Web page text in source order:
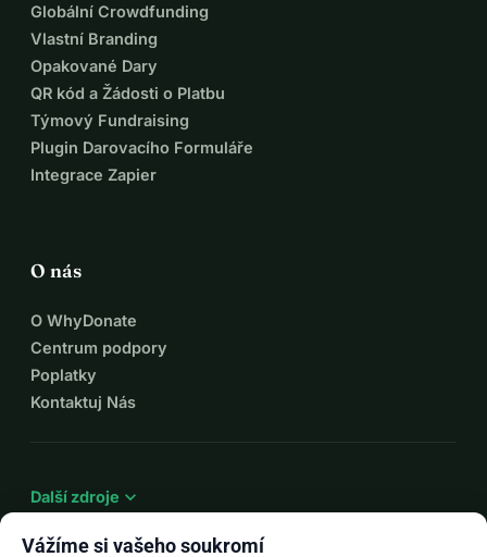
Globální Crowdfunding
Vlastní Branding
Opakované Dary
QR kód a Žádosti o Platbu
Týmový Fundraising
Plugin Darovacího Formuláře
Integrace Zapier
O nás
O WhyDonate
Centrum podpory
Poplatky
Kontaktuj Nás
Další zdroje expand_more
Vážíme si vašeho soukromí